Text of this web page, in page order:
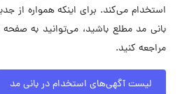
استخدام می‌کند. برای اینکه همواره از
بانی مد مطلع باشید، می‌توانید به
مراجعه کنید.
لیست آگهی‌های استخدام در بانی مد